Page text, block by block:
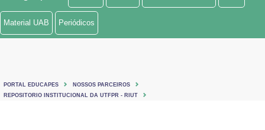
Ministério de Minas e Energia
Ministério do Turismo
Material UAB Periódicos
PORTAL EDUCAPES
NOSSOS PARCEIROS
REPOSITORIO INSTITUCIONAL DA UTFPR - RIUT